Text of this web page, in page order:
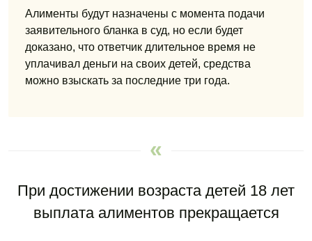
Алименты будут назначены с момента подачи
заявительного бланка в суд, но если будет
доказано, что ответчик длительное время не
уплачивал деньги на своих детей, средства
можно взыскать за последние три года.
При достижении возраста детей 18 лет
выплата алиментов прекращается